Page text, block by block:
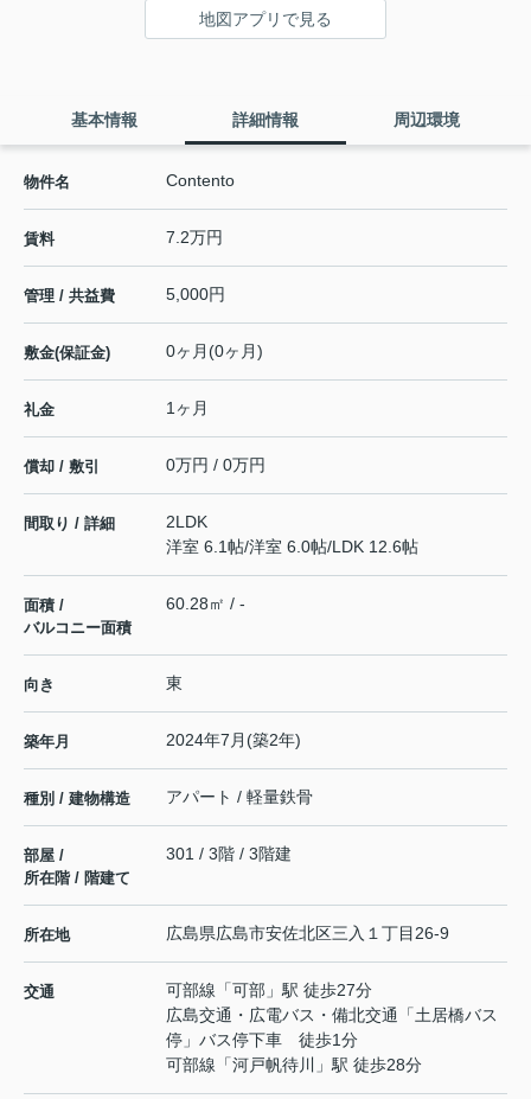
地図アプリで見る
基本情報 詳細情報 周辺環境
物件名 Contento
賃料 7.2万円
管理 / 共益費 5,000円
敷金(保証金) 0ヶ月(0ヶ月)
礼金 1ヶ月
償却 / 敷引 0万円 / 0万円
間取り / 詳細
2LDK
洋室 6.1帖/洋室 6.0帖/LDK 12.6帖
面積 /
バルコニー面積
60.28㎡ / -
向き 東
築年月 2024年7月(築2年)
種別 / 建物構造 アパート / 軽量鉄骨
部屋 /
所在階 / 階建て
301 / 3階 / 3階建
所在地 広島県広島市安佐北区三入 １丁目26-9
交通 可部線 「可部 」駅 徒歩27分
広島交通・広電バス・備北交通「土居橋バス
停」バス停下車 徒歩1分
可部線 「河戸帆待川 」駅 徒歩28分